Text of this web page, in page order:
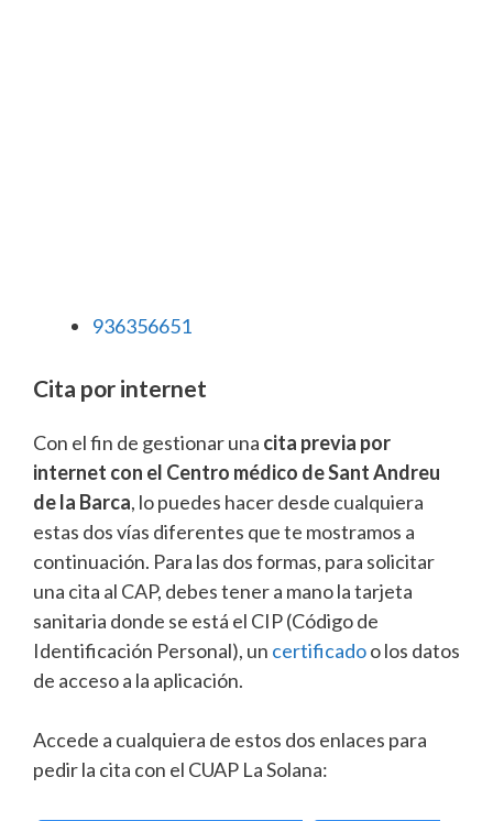
936356651
Cita por internet
Con el fin de gestionar una cita previa por
internet con el Centro médico de Sant Andreu
de la Barca, lo puedes hacer desde cualquiera
estas dos vías diferentes que te mostramos a
continuación. Para las dos formas, para solicitar
una cita al CAP, debes tener a mano la tarjeta
sanitaria donde se está el CIP (Código de
Identificación Personal), un certificadoo los datos
de acceso a la aplicación.
Accede a cualquiera de estos dos enlaces para
pedir la cita con el CUAP La Solana: